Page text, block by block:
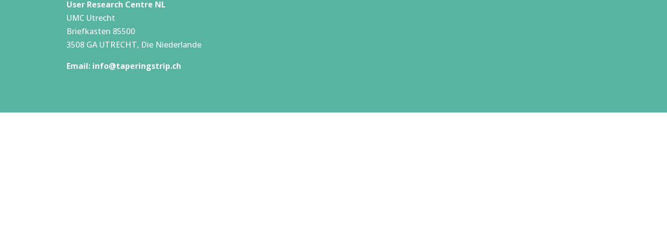
User Research Centre NL
UMC Utrecht
Briefkasten 85500
3508 GA UTRECHT, Die Niederlande
Email: info@taperingstrip.ch